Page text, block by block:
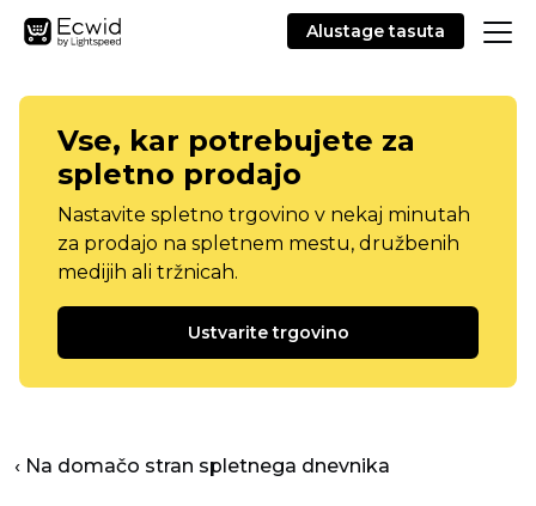
Alustage tasuta
Vse, kar potrebujete za
spletno prodajo
Nastavite spletno trgovino v nekaj minutah
za prodajo na spletnem mestu, družbenih
medijih ali tržnicah.
Ustvarite trgovino
‹ Na domačo stran spletnega dnevnika